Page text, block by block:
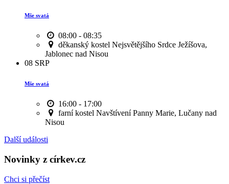
Mše svatá
08:00 - 08:35
děkanský kostel Nejsvětějšího Srdce Ježíšova,
Jablonec nad Nisou
08 SRP
Mše svatá
16:00 - 17:00
farní kostel Navštívení Panny Marie, Lučany nad
Nisou
Další události
Novinky z církev.cz
Chci si přečíst